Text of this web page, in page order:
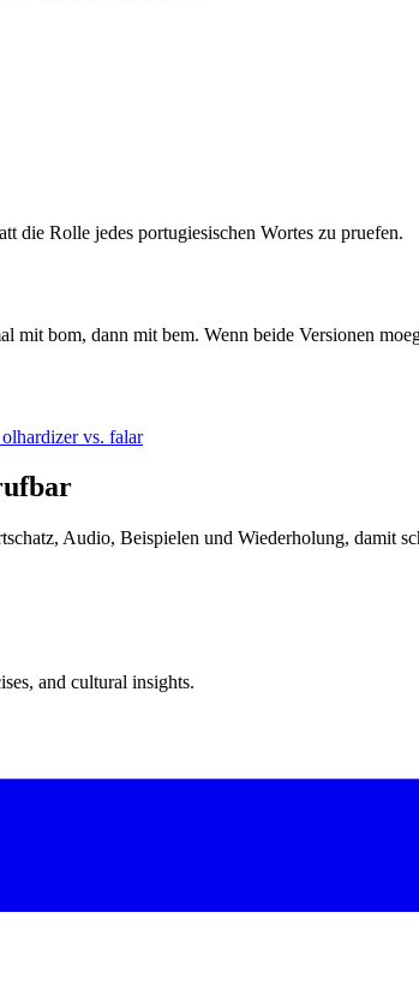
die Rolle jedes portugiesischen Wortes zu pruefen.
mit bom, dann mit bem. Wenn beide Versionen
dizer vs. falar
Audio, Beispielen und Wiederholung, damit
and cultural insights.